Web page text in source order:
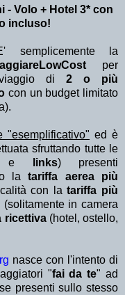
- Volo + Hotel 3* con
incluso!
semplicemente la
per
di 2 o più
con un budget limitato
"esemplificativo" ed è
sfruttando tutte le
e links) presenti
la tariffa aerea più
con latariffa più
(solitamente in camera
ricettiva(hotel, ostello,
nasce con l'intento di
"fai da te" ad
presenti sullo stesso